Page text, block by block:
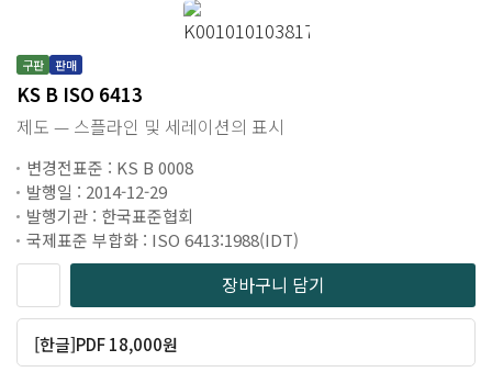
구판 판매
KS B ISO 6413
제도 — 스플라인 및 세레이션의 표시
변경전표준 : KS B 0008
발행일 : 2014-12-29
발행기관 : 한국표준협회
국제표준 부합화 : ISO 6413:1988(IDT)
장바구니 담기
[한글]PDF 18,000원